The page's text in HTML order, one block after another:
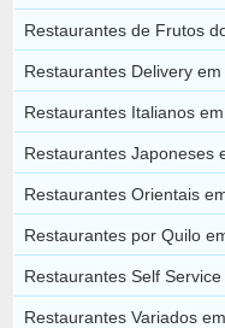
Restaurantes de Frutos
Restaurantes Delivery
Restaurantes Italianos
Restaurantes Japoneses
Restaurantes Orientais
Restaurantes por Quilo
Restaurantes Self
Restaurantes Variados